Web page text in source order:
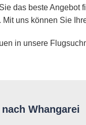
das beste Angebot
uns können Sie
in unsere
Whangarei